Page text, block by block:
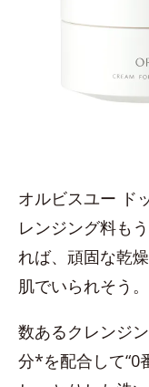
オルビスユー ド
レンジング料も
れば、頑固な乾
肌でいられそう。
数あるクレンジ
分*を配合して“0